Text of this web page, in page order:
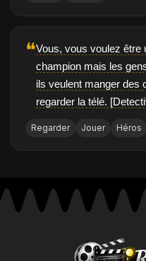
❝Vous, vous voulez être
champion mais les
ils veulent manger des
regarder la télé.
Regarder Jouer Héros